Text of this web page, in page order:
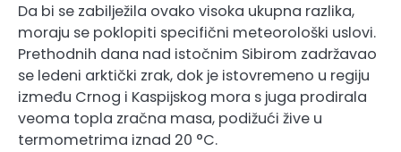
Da bi se zabilježila ovako visoka ukupna razlika,
moraju se poklopiti specifični meteorološki uslovi.
Prethodnih dana nad istočnim Sibirom zadržavao
se ledeni arktički zrak, dok je istovremeno u regiju
između Crnog i Kaspijskog mora s juga prodirala
veoma topla zračna masa, podižući žive u
termometrima iznad 20 °C.